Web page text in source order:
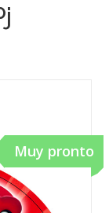
Muy pronto